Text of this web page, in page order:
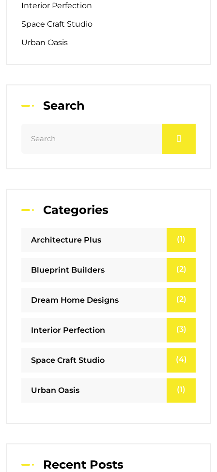
Interior Perfection
Space Craft Studio
Urban Oasis
Search
Categories
Architecture Plus (1)
Blueprint Builders (2)
Dream Home Designs (2)
Interior Perfection (3)
Space Craft Studio (4)
Urban Oasis (1)
Recent Posts